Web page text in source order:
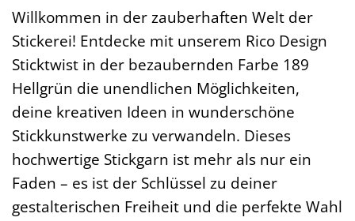
Willkommen in der zauberhaften Welt der
Stickerei! Entdecke mit unserem Rico Design
Sticktwist in der bezaubernden Farbe 189
Hellgrün die unendlichen Möglichkeiten,
deine kreativen Ideen in wunderschöne
Stickkunstwerke zu verwandeln. Dieses
hochwertige Stickgarn ist mehr als nur ein
Faden – es ist der Schlüssel zu deiner
gestalterischen Freiheit und die perfekte Wahl